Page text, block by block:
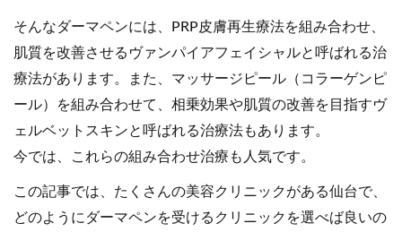
そんなダーマペンには、PRP皮膚再生療法を組み合わせ、
肌質を改善させるヴァンパイアフェイシャルと呼ばれる治
療法があります。また、マッサージピール（コラーゲンピ
ール）を組み合わせて、相乗効果や肌質の改善を目指すヴ
ェルベットスキンと呼ばれる治療法もあります。
今では、これらの組み合わせ治療も人気です。
この記事では、たくさんの美容クリニックがある仙台で、
どのようにダーマペンを受けるクリニックを選べば良いの